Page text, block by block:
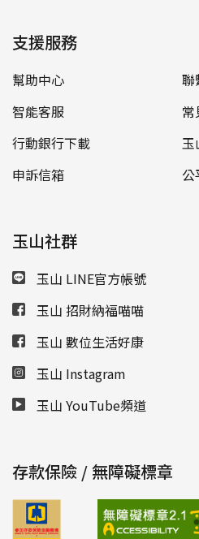
支援服務
幫助中心
聯
智能客服
常
行動銀行下載
玉
申訴信箱
玉山社群
玉山 LINE官方帳號
玉山 招財納福喵喵
玉山 數位生活好康
玉山 Instagram
玉山 YouTube頻道
存款保險 / 無障礙標章